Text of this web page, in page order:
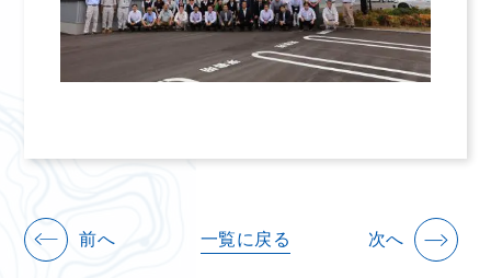
前へ 一覧に戻る 次へ